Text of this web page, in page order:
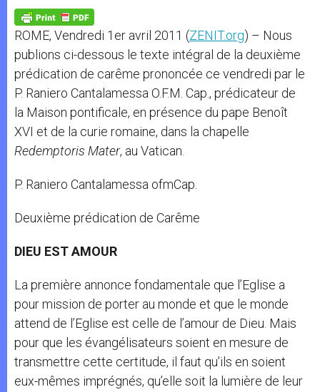
p
p
g
e
r
o
k
ROME, Vendredi 1er avril 2011 (ZENIT.org) – Nous
publions ci-dessous le texte intégral de la deuxième
prédication de carême prononcée ce vendredi par le
P. Raniero Cantalamessa O.F.M. Cap., prédicateur de
la Maison pontificale, en présence du pape Benoît
XVI et de la curie romaine, dans la chapelle
Redemptoris Mater, au Vatican.
P. Raniero Cantalamessa ofmCap.
Deuxième prédication de Carême
DIEU EST AMOUR
La première annonce fondamentale que l’Eglise a
pour mission de porter au monde et que le monde
attend de l’Eglise est celle de l’amour de Dieu. Mais
pour que les évangélisateurs soient en mesure de
transmettre cette certitude, il faut qu’ils en soient
eux-mêmes imprégnés, qu’elle soit la lumière de leur